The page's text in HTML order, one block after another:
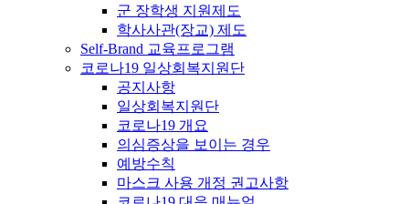
군 장학생 지원제도
학사사관(장교) 제도
Self-Brand 교육프로그램
코로나19 일상회복지원단
공지사항
일상회복지원단
코로나19 개요
의심증상을 보이는 경우
예방수칙
마스크 사용 개정 권고사항